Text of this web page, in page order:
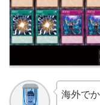
海外で